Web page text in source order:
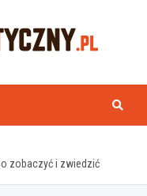
zobaczyć i zwiedzić